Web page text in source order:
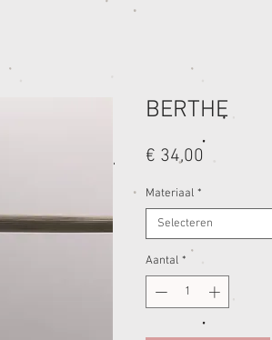
BERTHE
€ 34,00
Materiaal *
Selecteren
Aantal *